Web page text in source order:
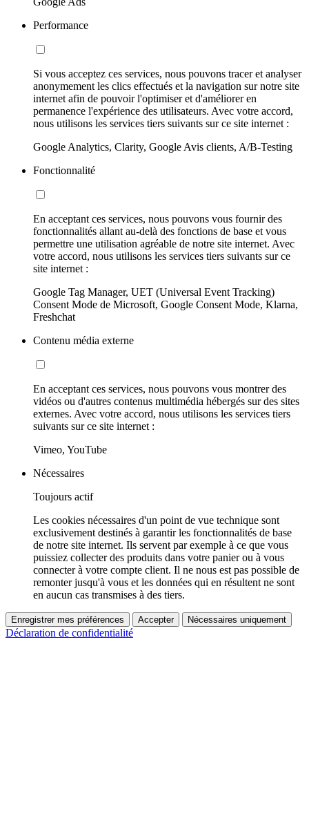
Performance
Si vous acceptez ces services, nous pouvons tracer et analyser
anonymement les clics effectués et la navigation sur notre site
internet afin de pouvoir l'optimiser et d'améliorer en
permanence l'expérience des utilisateurs. Avec votre accord,
nous utilisons les services tiers suivants sur ce site internet :
Google Analytics, Clarity, Google Avis clients, A/B-Testing
Fonctionnalité
En acceptant ces services, nous pouvons vous fournir des
fonctionnalités allant au-delà des fonctions de base et vous
permettre une utilisation agréable de notre site internet. Avec
votre accord, nous utilisons les services tiers suivants sur ce
site internet :
Google Tag Manager, UET (Universal Event Tracking)
Consent Mode de Microsoft, Google Consent Mode, Klarna,
Freshchat
Contenu média externe
En acceptant ces services, nous pouvons vous montrer des
vidéos ou d'autres contenus multimédia hébergés sur des sites
externes. Avec votre accord, nous utilisons les services tiers
suivants sur ce site internet :
Vimeo, YouTube
Nécessaires
Toujours actif
Les cookies nécessaires d'un point de vue technique sont
exclusivement destinés à garantir les fonctionnalités de base
de notre site internet. Ils servent par exemple à ce que vous
puissiez collecter des produits dans votre panier ou à vous
connecter à votre compte client. Il ne nous est pas possible de
remonter jusqu'à vous et les données qui en résultent ne sont
en aucun cas transmises à des tiers.
Enregistrer mes préférences Accepter Nécessaires uniquement
Déclaration de confidentialité